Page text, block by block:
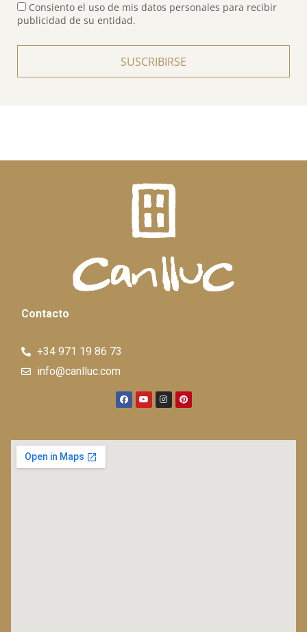
Consiento el uso de mis datos personales para recibir
publicidad de su entidad.
SUSCRIBIRSE
Contacto
+34 971 19 86 73
info@canlluc.com